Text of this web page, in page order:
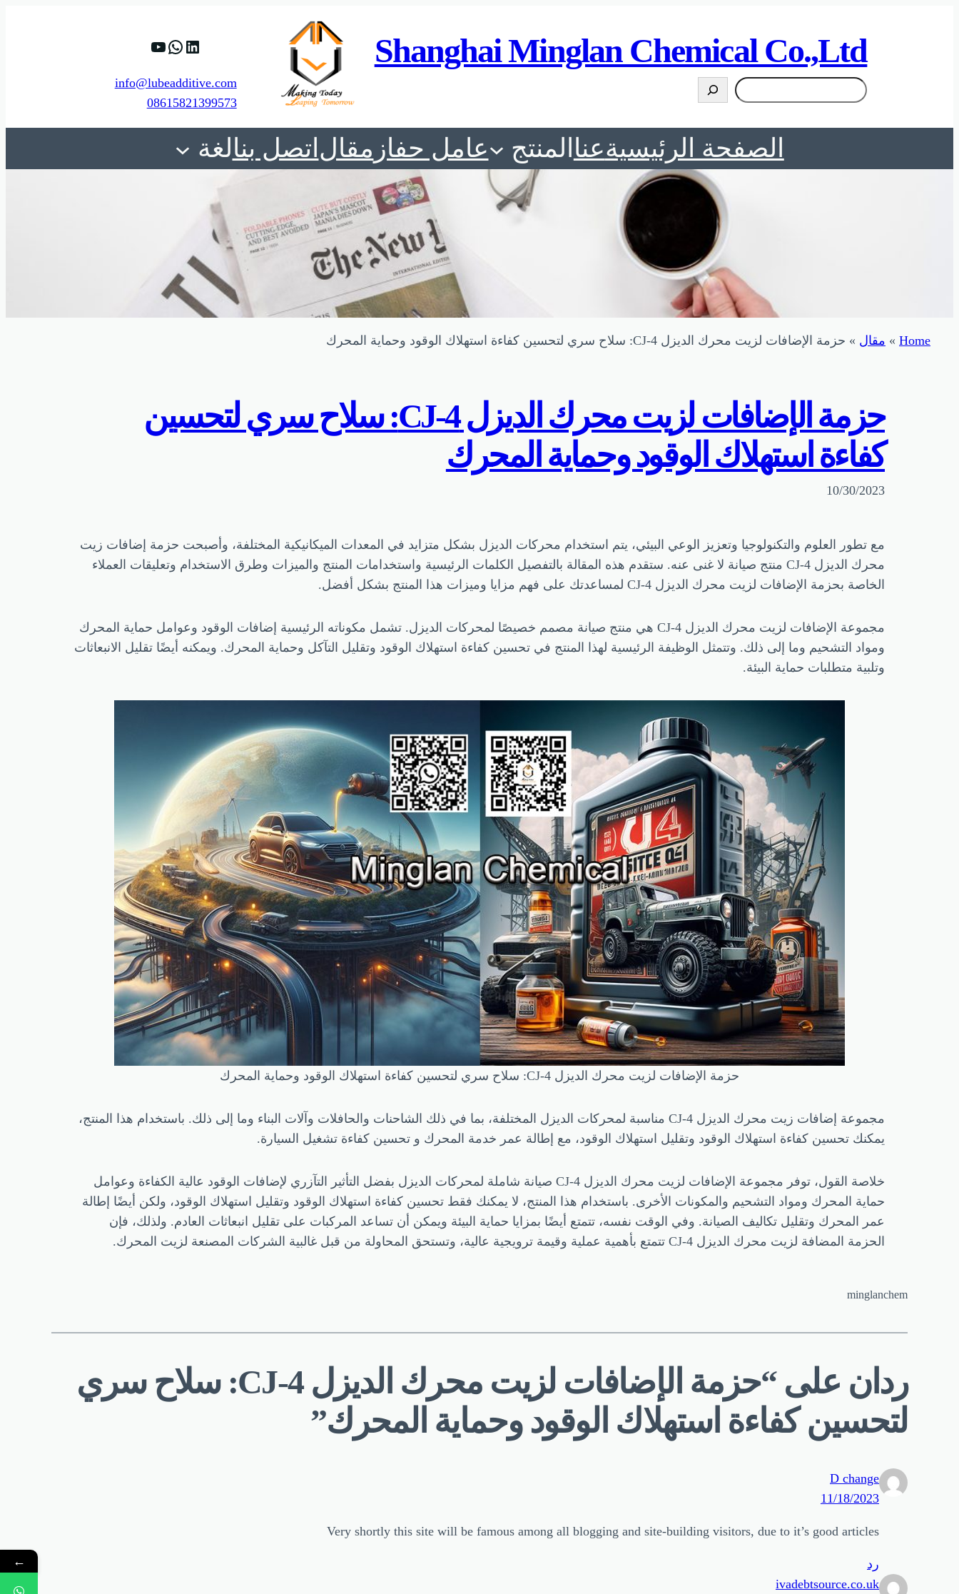
Shanghai Minglan Chemical Co.,Ltd
搜
索
https://www.linkedin.com/company/shanghai-minglan-chemical-co–ltd
info@lubeadditive.com
08615821399573
الصفحة الرئيسيةعنا المنتج عامل حفاز مقال اتصل بنالغة
Home
» مقال » حزمة الإضافات لزيت محرك الديزل CJ-4: سلاح سري لتحسين كفاءة استهلاك الوقود وحماية المحرك
حزمة الإضافات لزيت محرك الديزل CJ-4: سلاح سري لتحسين
كفاءة استهلاك الوقود وحماية المحرك
10/30/2023
مع تطور العلوم والتكنولوجيا وتعزيز الوعي البيئي، يتم استخدام محركات الديزل بشكل متزايد في المعدات الميكانيكية المختلفة، وأصبحت حزمة إضافات زيت
محرك الديزل CJ-4 منتج صيانة لا غنى عنه. ستقدم هذه المقالة بالتفصيل الكلمات الرئيسية واستخدامات المنتج والميزات وطرق الاستخدام وتعليقات العملاء
الخاصة بحزمة الإضافات لزيت محرك الديزل CJ-4 لمساعدتك على فهم مزايا وميزات هذا المنتج بشكل أفضل.
مجموعة الإضافات لزيت محرك الديزل CJ-4 هي منتج صيانة مصمم خصيصًا لمحركات الديزل. تشمل مكوناته الرئيسية إضافات الوقود وعوامل حماية المحرك
ومواد التشحيم وما إلى ذلك. وتتمثل الوظيفة الرئيسية لهذا المنتج في تحسين كفاءة استهلاك الوقود وتقليل التآكل وحماية المحرك. ويمكنه أيضًا تقليل الانبعاثات
وتلبية متطلبات حماية البيئة.
حزمة الإضافات لزيت محرك الديزل CJ-4: سلاح سري لتحسين كفاءة استهلاك الوقود وحماية المحرك
مجموعة إضافات زيت محرك الديزل CJ-4 مناسبة لمحركات الديزل المختلفة، بما في ذلك الشاحنات والحافلات وآلات البناء وما إلى ذلك. باستخدام هذا المنتج،
يمكنك تحسين كفاءة استهلاك الوقود وتقليل استهلاك الوقود، مع إطالة عمر خدمة المحرك و تحسين كفاءة تشغيل السيارة.
خلاصة القول، توفر مجموعة الإضافات لزيت محرك الديزل CJ-4 صيانة شاملة لمحركات الديزل بفضل التأثير التآزري لإضافات الوقود عالية الكفاءة وعوامل
حماية المحرك ومواد التشحيم والمكونات الأخرى. باستخدام هذا المنتج، لا يمكنك فقط تحسين كفاءة استهلاك الوقود وتقليل استهلاك الوقود، ولكن أيضًا إطالة
عمر المحرك وتقليل تكاليف الصيانة. وفي الوقت نفسه، تتمتع أيضًا بمزايا حماية البيئة ويمكن أن تساعد المركبات على تقليل انبعاثات العادم. ولذلك، فإن
الحزمة المضافة لزيت محرك الديزل CJ-4 تتمتع بأهمية عملية وقيمة ترويجية عالية، وتستحق المحاولة من قبل غالبية الشركات المصنعة لزيت المحرك.
minglanchem
ردان على “حزمة الإضافات لزيت محرك الديزل CJ-4: سلاح سري
لتحسين كفاءة استهلاك الوقود وحماية المحرك”
D change
11/18/2023
Very shortly this site will be famous among all blogging and site-building visitors, due to it’s good articles
رد
ivadebtsource.co.uk
←